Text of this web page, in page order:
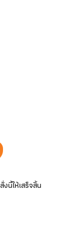
นี้ให้เสร็จสิ้น